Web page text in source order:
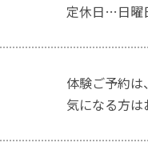
定休日…日曜
体験ご予約は
気になる方は